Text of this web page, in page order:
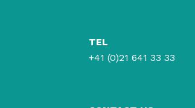
TEL
+41 (0)21 641 33 33